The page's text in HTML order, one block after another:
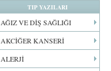
TIP YAZILARI
AĞIZ VE DİŞ SAĞLIĞI
AKCİĞER KANSERİ
ALERJİ